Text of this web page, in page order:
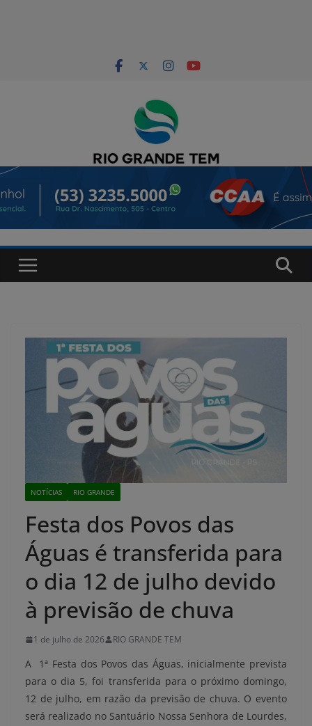
NOTÍCIAS RIO GRANDE
Festa dos Povos das
Águas é transferida para
o dia 12 de julho devido
à previsão de chuva
1 de julho de 2026 RIO GRANDE TEM
A 1ª Festa dos Povos das Águas, inicialmente prevista
para o dia 5, foi transferida para o próximo domingo,
12 de julho, em razão da previsão de chuva. O evento
será realizado no Santuário Nossa Senhora de Lourdes,